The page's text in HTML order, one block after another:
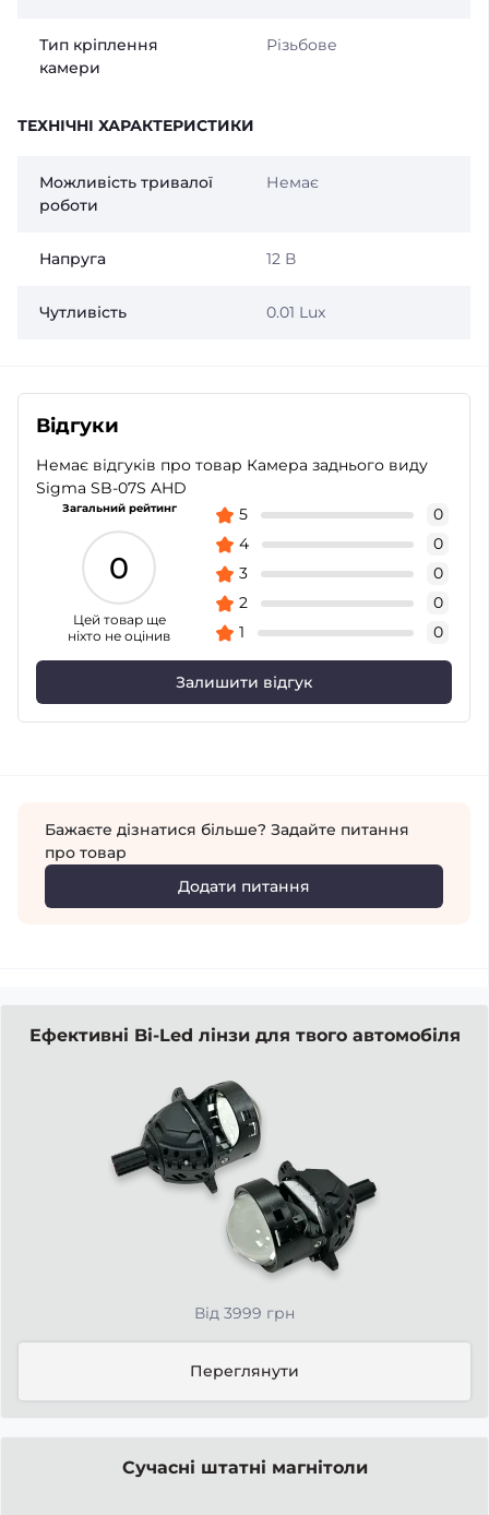
Тип кріплення
камери
Різьбове
ТЕХНІЧНІ ХАРАКТЕРИСТИКИ
Можливість тривалої
роботи
Немає
Напруга 12 В
Чутливість 0.01 Lux
Відгуки
Немає відгуків про товар Камера заднього виду
Sigma SB-07S AHD
Загальний рейтинг
0
Цей товар ще
ніхто не оцінив
5
0
4
0
3
0
2
0
1
0
Залишити відгук
Бажаєте дізнатися більше? Задайте питання
про товар
Додати питання
Ефективні Bi-Led лінзи для твого автомобіля
Від 3999 грн
Переглянути
Сучасні штатні магнітоли